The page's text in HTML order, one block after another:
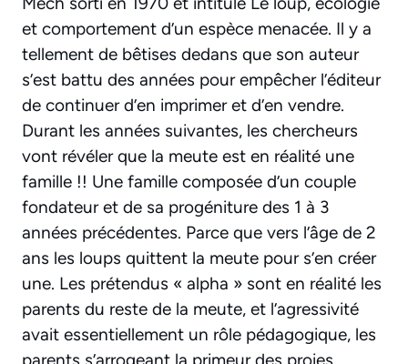
et comportement d’un espèce menacée. Il y a
tellement de bêtises dedans que son auteur
s’est battu des années pour empêcher l’éditeur
de continuer d’en imprimer et d’en vendre.
Durant les années suivantes, les chercheurs
vont révéler que la meute est en réalité une
famille !! Une famille composée d’un couple
fondateur et de sa progéniture des 1 à 3
années précédentes. Parce que vers l’âge de 2
ans les loups quittent la meute pour s’en créer
une. Les prétendus « alpha » sont en réalité les
parents du reste de la meute, et l’agressivité
avait essentiellement un rôle pédagogique, les
parents s’arrogeant la primeur des proies.